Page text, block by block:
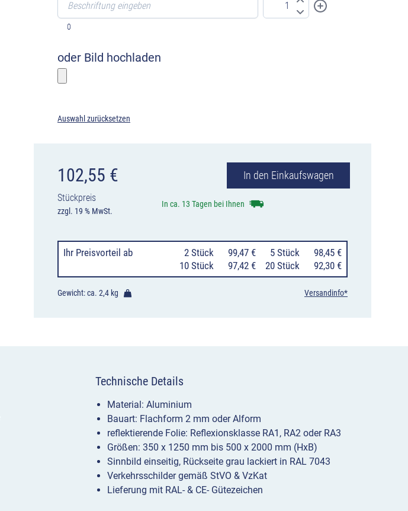
0
oder Bild hochladen
Bitte wählen sie ein Foto
Auswahl zurücksetzen
102,55 €
Stückpreis
zzgl. 19 % MwSt.
In den Einkaufswagen
In ca. 13 Tagen bei Ihnen
Ihr Preisvorteil ab 2 Stück 99,47 € 5 Stück
98,45 €
10 Stück
97,42 € 20 Stück 92,30 €
Gewicht: ca. 2,4 kg Versandinfo*
Technische Details
Material: Aluminium
Bauart: Flachform 2 mm oder Alform
reflektierende Folie: Reflexionsklasse RA1, RA2 oder RA3
Größen: 350 x 1250 mm bis 500 x 2000 mm (HxB)
Sinnbild einseitig, Rückseite grau lackiert in RAL 7043
Verkehrsschilder gemäß StVO & VzKat
Lieferung mit RAL- & CE- Gütezeichen